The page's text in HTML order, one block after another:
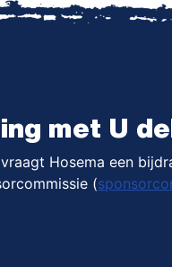
met U
Hosema een
(